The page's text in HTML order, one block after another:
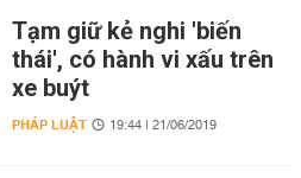
Tạm giữ kẻ nghi 'biến
thái', có hành vi xấu trên
xe buýt
PHÁP LUẬT 19:44 | 21/06/2019